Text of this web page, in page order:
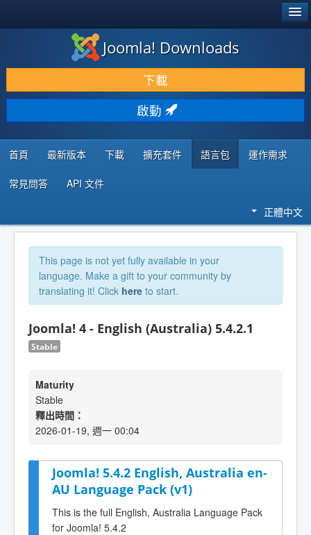
下載 & 擴充
發現 & 學習
社群 & 支援
程式者資源
Joomla! Downloads
下載
啟動
首頁 最新版本 下載 擴充套件 語言包 運作需求
常見問答 API 文件
正體中文
This page is not yet fully available in your
language. Make a gift to your community by
translating it! Click here to start.
Joomla! 4 - English (Australia) 5.4.2.1
Stable
Maturity
Stable
釋出時間：
2026-01-19, 週一 00:04
Joomla! 5.4.2 English, Australia en-
AU Language Pack (v1)
This is the full English, Australia Language Pack
for Joomla! 5.4.2